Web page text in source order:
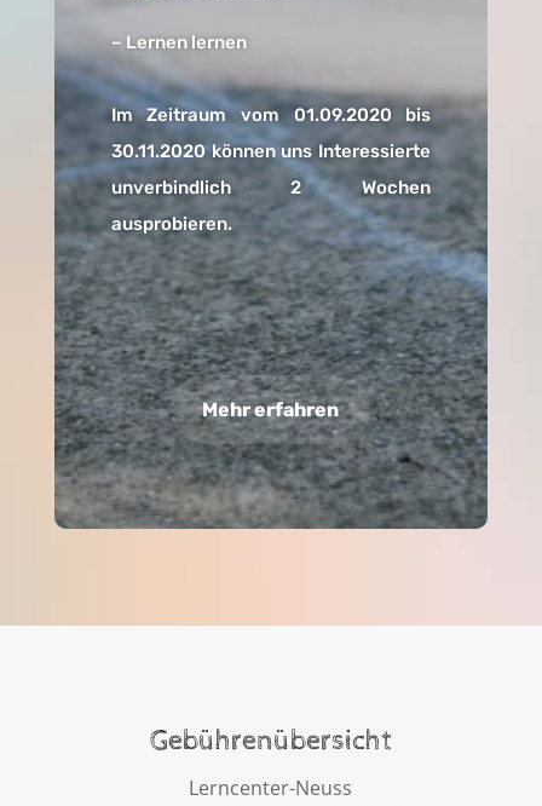
– Lernen lernen
Im Zeitraum vom 01.09.2020 bis
30.11.2020 können uns Interessierte
unverbindlich 2 Wochen
ausprobieren.
Mehr erfahren
Gebührenübersicht
Lerncenter-Neuss